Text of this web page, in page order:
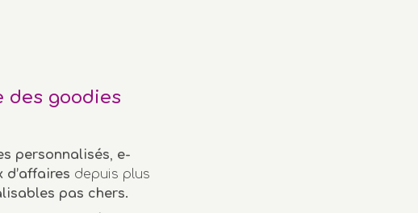
des goodies
personnalisés, e-
d’affaires depuis plus
pas chers.